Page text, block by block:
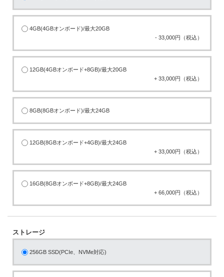
4GB(4GBオンボード)/最大20GB
- 33,000円（税込）
12GB(4GBオンボード+8GB)/最大20GB
+ 33,000円（税込）
8GB(8GBオンボード)/最大24GB
12GB(8GBオンボード+4GB)/最大24GB
+ 33,000円（税込）
16GB(8GBオンボード+8GB)/最大24GB
+ 66,000円（税込）
ストレージ
256GB SSD(PCIe、NVMe対応)